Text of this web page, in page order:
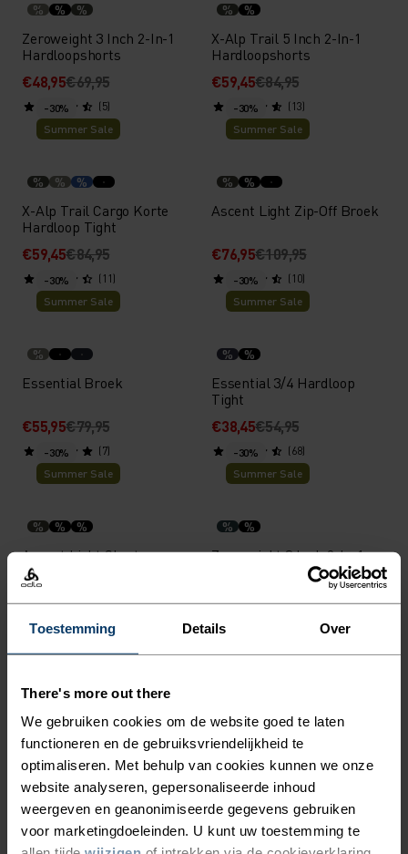
Toestemming Details Over
There's more out there
We gebruiken cookies om de website goed te laten
functioneren en de gebruiksvriendelijkheid te
optimaliseren. Met behulp van cookies kunnen we onze
website analyseren, gepersonaliseerde inhoud
weergeven en geanonimiseerde gegevens gebruiken
voor marketingdoeleinden. U kunt uw toestemming te
% % %
Zeroweight 3 Inch 2-In-1
Hardloopshorts
€48,95€69,95
(5)
% %
X-Alp Trail 5 Inch 2-In-1
Hardloopshorts
€59,45€84,95
(13)
-30%
Summer Sale
% % %
X-Alp Trail Cargo Korte
Hardloop Tight
€59,45€84,95
(11)
-30%
Summer Sale
% %
Ascent Light Zip-Off Broek
€76,95€109,95
(10)
-30%
Summer Sale
%
Essential Broek
€55,95€79,95
(7)
-30%
Summer Sale
% %
Essential 3/4 Hardloop
Tight
€38,45€54,95
(68)
-30%
Summer Sale
% % %
Ascent Light Shorts
€55,95€79,95
(15)
-30%
Summer Sale
% %
Zeroweight 3 Inch 2-In-1
Hardloopshorts
€48,95€69,95
-30%
% %
Ascent Medium Support
Korte Tight
€48,95€69,95
(3)
Zeroweight Hardloopbroek
€59,45€84,95
(19)
Summer Sale
Summer Sale